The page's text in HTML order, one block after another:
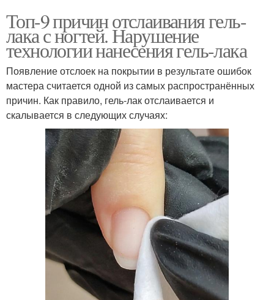
Топ-9 причин отслаивания гель-
лака с ногтей. Нарушение
технологии нанесения гель-лака
Появление отслоек на покрытии в результате ошибок
мастера считается одной из самых распространённых
причин. Как правило, гель-лак отслаивается и
скалывается в следующих случаях: